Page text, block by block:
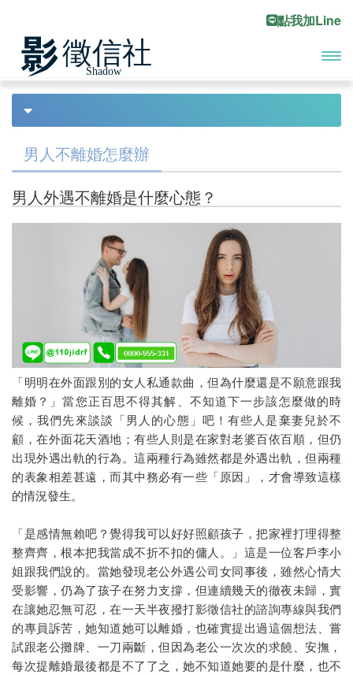
點我加Line
Previous
債務處理
債務協商
合法討債
代客復仇
徵信社討債
法律諮詢
家暴蒐證
抓姦
婚前徵信
感情挽回
設計離婚
男人不離婚怎麼辦
離婚證人
男人不離婚怎麼辦
男人外遇不離婚是什麼心態？
「明明在外面跟別的女人私通款曲，但為什麼還是不願意跟我
離婚？」當您正百思不得其解、不知道下一步該怎麼做的時
候，我們先來談談「男人的心態」吧！有些人是棄妻兒於不
顧，在外面花天酒地；有些人則是在家對老婆百依百順，但仍
出現外遇出軌的行為。這兩種行為雖然都是外遇出軌，但兩種
的表象相差甚遠，而其中務必有一些「原因」，才會導致這樣
的情況發生。
「是感情無賴吧？覺得我可以好好照顧孩子，把家裡打理得整
整齊齊，根本把我當成不折不扣的傭人。」這是一位客戶李小
姐跟我們說的。當她發現老公外遇公司女同事後，雖然心情大
受影響，仍為了孩子在努力支撐，但連續幾天的徹夜未歸，實
在讓她忍無可忍，在一天半夜撥打影徵信社的諮詢專線與我們
的專員訴苦，她知道她可以離婚，也確實提出過這個想法、嘗
試跟老公攤牌、一刀兩斷，但因為老公一次次的求饒、安撫，
每次提離婚最後都是不了了之，她不知道她要的是什麼，也不